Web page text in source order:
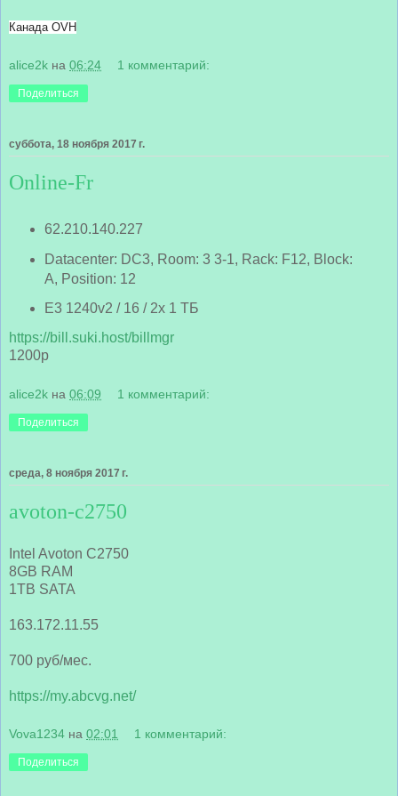
Канада OVH
alice2k на 06:24 1 комментарий:
Поделиться
суббота, 18 ноября 2017 г.
Online-Fr
62.210.140.227
Datacenter: DC3, Room: 3 3-1, Rack: F12, Block:
A, Position: 12
E3 1240v2 / 16 / 2x 1 ТБ
https://bill.suki.host/billmgr
1200р
alice2k на 06:09 1 комментарий:
Поделиться
среда, 8 ноября 2017 г.
avoton-c2750
Intel Avoton C2750
8GB RAM
1TB SATA
163.172.11.55
700 руб/мес.
https://my.abcvg.net/
Vova1234 на 02:01 1 комментарий:
Поделиться